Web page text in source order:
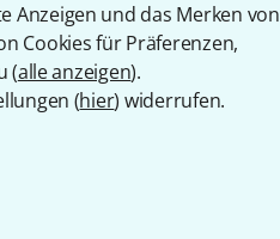
Anzeigen und das Merken von
Cookies für Präferenzen,
(alle anzeigen).
(hier) widerrufen.